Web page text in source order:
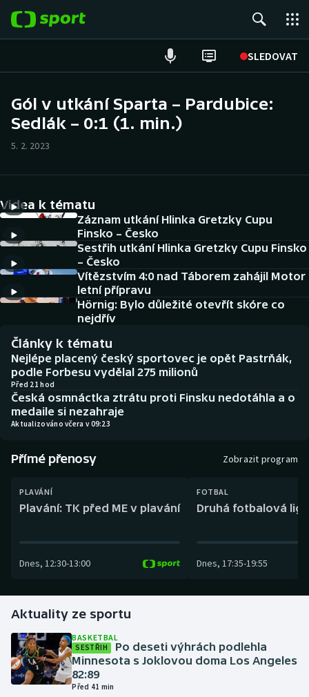
SLEDOVAT
Hokej
Cyklistika
DALŠÍ SPORTY
Americký fotbal
Baseball a softbal
Basketbal
Biatlon
Boby a skeleton
Box
Curling
Golf
Gymnastika
Házená
NEPŘEHLÉDNĚTE
Historické návraty
Aplikace ČT sport
AZ kvíz
Gól v utkání Sparta – Pardubice:
Sedlák – 0:1 (1. min.)
5. 2. 2023
Videa k tématu
Záznam utkání Hlinka Gretzky Cupu
Finsko – Česko
Sestřih utkání Hlinka Gretzky Cupu Finsko
– Česko
Vítězstvím 4:0 nad Táborem zahájil Motor
letní přípravu
Hörnig: Bylo důležité otevřít skóre co
nejdřív
Články k tématu
Nejlépe placený český sportovec je opět Pastrňák,
podle Forbesu vydělal 275 milionů
Před 21 hod
Česká osmnáctka ztrátu proti Finsku nedotáhla a o
medaile si nezahraje
Aktualizováno včera v 09:23
Přímé přenosy Zobrazit program
PLAVÁNÍ
Plavání: TK před ME v plavání
Dnes, 12:30-13:00
FOTBAL
Druhá fotbalová
Dnes, 17:35-19:55
Aktuality ze sportu
BASKETBAL
SESTŘIH
Po deseti výhrách podlehla
Minnesota s Joklovou doma Los Angeles
82:89
Před 41 min